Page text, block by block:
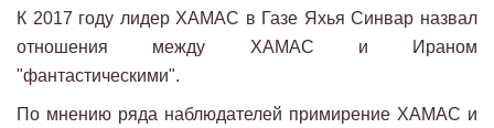
К 2017 году лидер ХАМАС в Газе Яхья Синвар назвал
отношения между ХАМАС и Ираном
"фантастическими".
По мнению ряда наблюдателей примирение ХАМАС и